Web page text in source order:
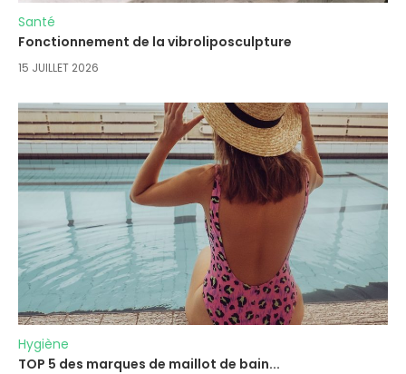
Santé
Fonctionnement de la vibroliposculpture
15 JUILLET 2026
Hygiène
TOP 5 des marques de maillot de bain...